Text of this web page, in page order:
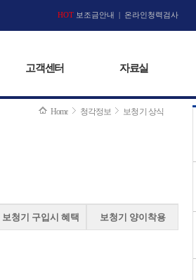
HOT 보조금안내 | 온라인청력검사
고객센터 자료실
고객센터 자료실
Home 청각정보 보청기 상식
보청기 구입시 혜택 보청기 양이착용